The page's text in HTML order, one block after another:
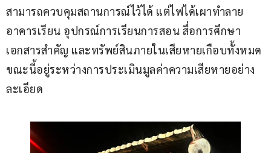
สามารถควบคุมสถานการณ์ไว้ได้ แต่ไฟได้เผาทำลาย
อาคารเรียน อุปกรณ์การเรียนการสอน สื่อการศึกษา
เอกสารสำคัญ และทรัพย์สินภายในเสียหายเกือบทั้งหมด
ขณะนี้อยู่ระหว่างการประเมินมูลค่าความเสียหายอย่าง
ละเอียด